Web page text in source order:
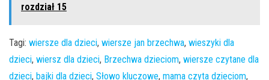
rozdział 15
Tagi: wiersze dla dzieci, wiersze jan brzechwa, wieszyki dla
dzieci, wiersz dla dzieci, Brzechwa dzieciom, wiersze czytane dla
dzieci, bajki dla dzieci, Słowo kluczowe, mama czyta dzieciom,